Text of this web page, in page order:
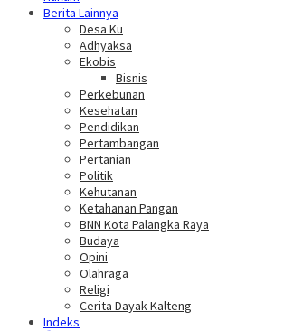
Berita Lainnya
Desa Ku
Adhyaksa
Ekobis
Bisnis
Perkebunan
Kesehatan
Pendidikan
Pertambangan
Pertanian
Politik
Kehutanan
Ketahanan Pangan
BNN Kota Palangka Raya
Budaya
Opini
Olahraga
Religi
Cerita Dayak Kalteng
Indeks